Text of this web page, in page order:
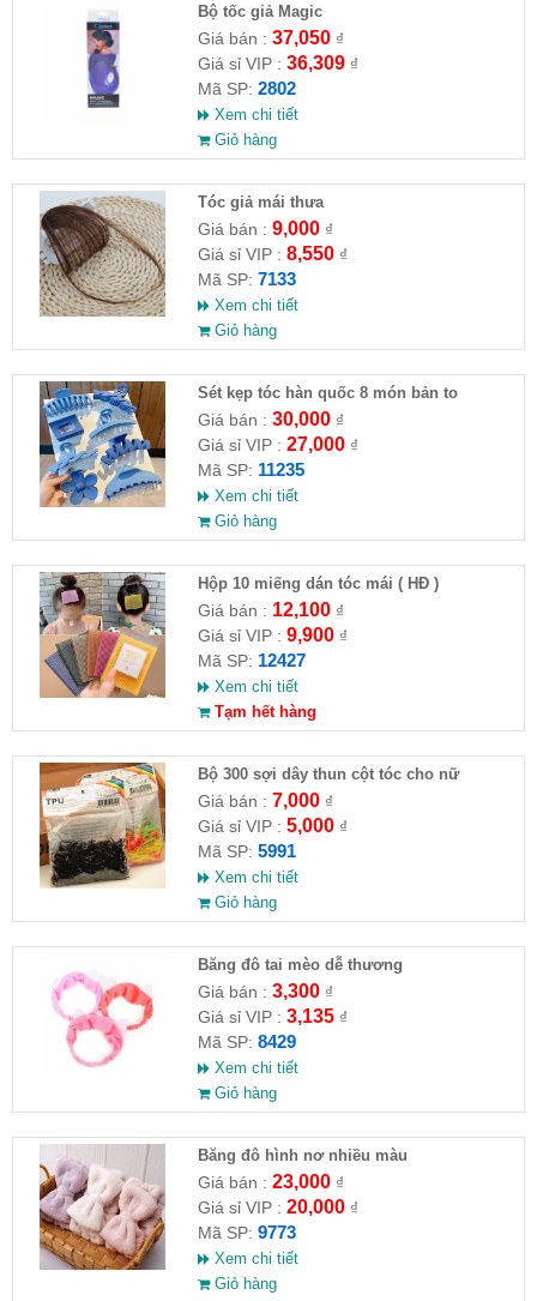
Bộ tốc giả Magic
Giá bán : 37,050₫
Giá sỉ VIP : 36,309₫
Mã SP: 2802
Xem chi tiết
Giỏ hàng
Tóc giả mái thưa
Giá bán : 9,000₫
Giá sỉ VIP : 8,550₫
Mã SP: 7133
Xem chi tiết
Giỏ hàng
Sét kẹp tóc hàn quốc 8 món bản to
Giá bán : 30,000₫
Giá sỉ VIP : 27,000₫
Mã SP: 11235
Xem chi tiết
Giỏ hàng
Hộp 10 miếng dán tóc mái ( HĐ )
Giá bán : 12,100₫
Giá sỉ VIP : 9,900₫
Mã SP: 12427
Xem chi tiết
Tạm hết hàng
Bộ 300 sợi dây thun cột tóc cho nữ
Giá bán : 7,000₫
Giá sỉ VIP : 5,000₫
Mã SP: 5991
Xem chi tiết
Giỏ hàng
Băng đô tai mèo dễ thương
Giá bán : 3,300₫
Giá sỉ VIP : 3,135₫
Mã SP: 8429
Xem chi tiết
Giỏ hàng
Băng đô hình nơ nhiều màu
Giá bán : 23,000₫
Giá sỉ VIP : 20,000₫
Mã SP: 9773
Xem chi tiết
Giỏ hàng